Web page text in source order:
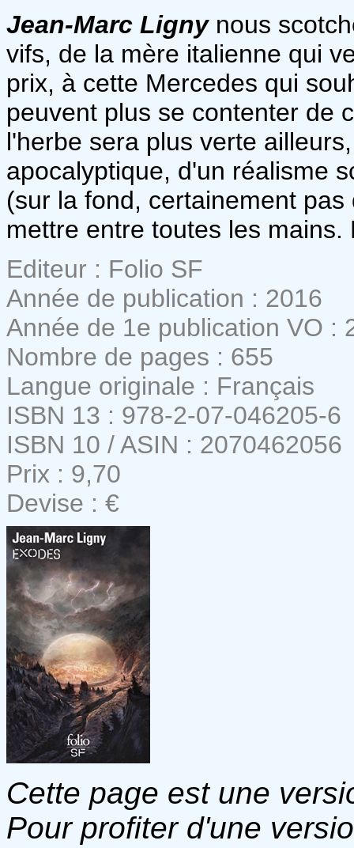
Jean-Marc Lignynous
vifs, de la mère italienne qui
prix, à cette Mercedes qui
peuvent plus se contenter de
l'herbe sera plus verte
apocalyptique, d'un réalisme
(sur la fond, certainement
mettre entre toutes les
Editeur : Folio SF
Année de publication : 2016
Année de 1e publication VO :
Nombre de pages : 655
Langue originale : Français
ISBN 13 : 978-2-07-046205-6
ISBN 10 / ASIN : 2070462056
Prix : 9,70
Devise : €
Cette page est une
Pour profiter d'une